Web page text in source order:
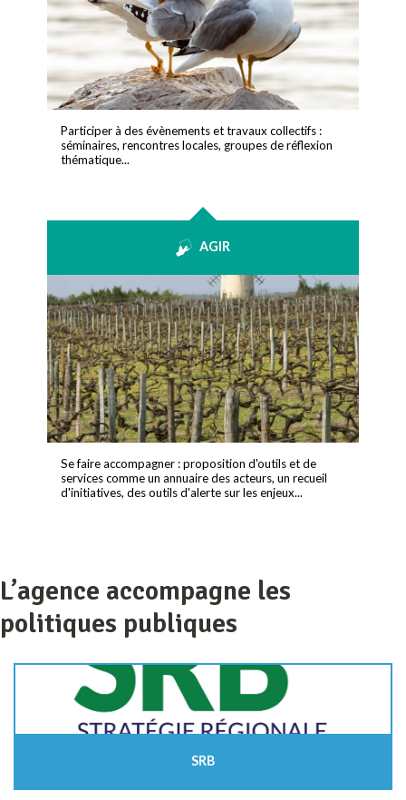
Participer à des évènements et travaux collectifs :
séminaires, rencontres locales, groupes de réflexion
thématique...
AGIR
Se faire accompagner : proposition d'outils et de
services comme un annuaire des acteurs, un recueil
d'initiatives, des outils d'alerte sur les enjeux...
L’agence accompagne les
politiques publiques
SRB